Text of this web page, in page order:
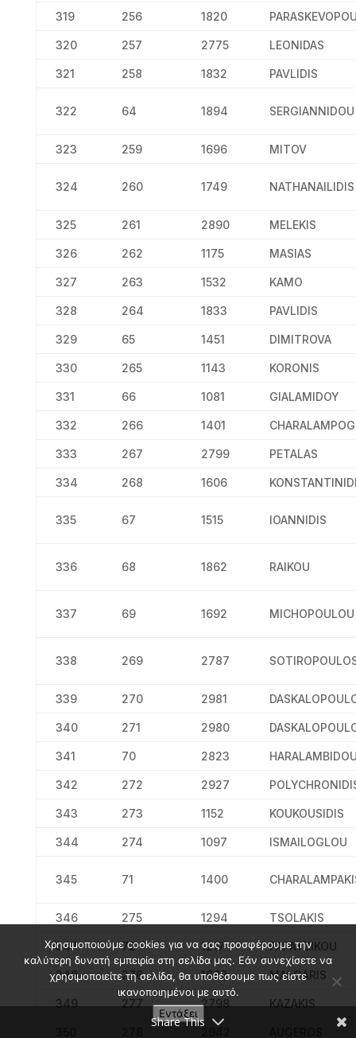
319 256 1820
320 257 2775 LEONIDAS
321 258 1832 PAVLIDIS
322 64 1894 SERGIANNIDOU
323 259 1696 MITOV
324 260 1749 NATHANAILIDIS
325 261 2890 MELEKIS
326 262 1175 MASIAS
327 263 1532 KAMO
328 264 1833 PAVLIDIS
329 65 1451 DIMITROVA
330 265 1143 KORONIS
331 66 1081 GIALAMIDOY
332 266 1401
333 267 2799 PETALAS
334 268 1606
335 67 1515 IOANNIDIS
336 68 1862 RAIKOU
337 69 1692 MICHOPOULOU
338 269 2787
339 270 2981
340 271 2980
341 70 2823
342 272 2927
343 273 1152 KOUKOUSIDIS
344 274 1097 ISMAILOGLOU
345 71 1400
346 275 1294 TSOLAKIS
347 72 1217 PAPATZIKOU
348 276 1668 MALGARIS
349 277 2798 KAZAKIS
Share This
Χρησιμοποιούμε cookies για να σας προσφέρουμε την
καλύτερη δυνατή εμπειρία στη σελίδα μας. Εάν συνεχίσετε να
χρησιμοποιείτε τη σελίδα, θα υποθέσουμε πως είστε
ικανοποιημένοι με αυτό.
Εντάξει